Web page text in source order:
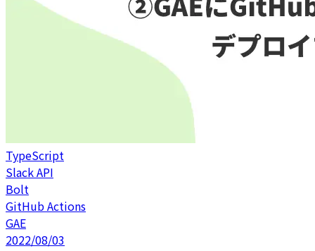
TypeScript
Slack API
Bolt
GitHub Actions
GAE
2022/08/03